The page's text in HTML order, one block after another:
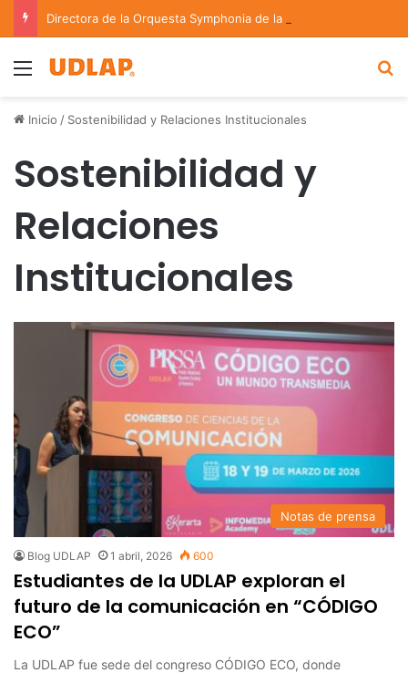
Menu
Inicio / Sostenibilidad y Relaciones Institucionales
Sostenibilidad y
Relaciones
Institucionales
Notas de prensa
Blog UDLAP 1 abril, 2026 600
Estudiantes de la UDLAP exploran el
futuro de la comunicación en “CÓDIGO
ECO”
La UDLAP fue sede del congreso CÓDIGO ECO, donde